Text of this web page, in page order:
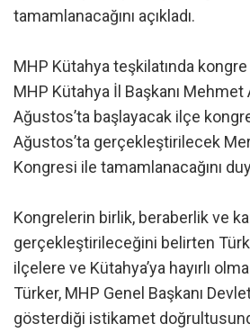
tamamlanacağını açıkladı.
MHP Kütahya teşkilatında kongre
MHP Kütahya İl Başkanı Mehmet
Ağustos’ta başlayacak ilçe
Ağustos’ta gerçekleştirilecek
Kongresi ile tamamlanacağını
Kongrelerin birlik, beraberlik ve
gerçekleştirileceğini belirten
ilçelere ve Kütahya’ya hayırlı
Türker, MHP Genel Başkanı
gösterdiği istikamet